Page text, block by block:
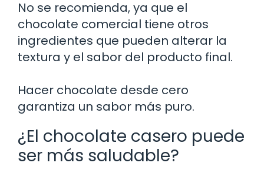
No se recomienda, ya que el
chocolate comercial tiene otros
ingredientes que pueden alterar la
textura y el sabor del producto final.
Hacer chocolate desde cero
garantiza un sabor más puro.
¿El chocolate casero puede
ser más saludable?